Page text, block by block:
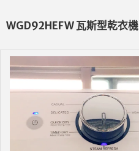
WGD92HEFW 瓦斯型乾衣機